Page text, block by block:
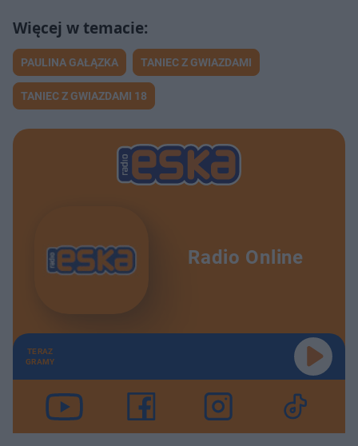
PAULINA GAŁĄZKA TANIEC Z GWIAZDAMI
TANIEC Z GWIAZDAMI 18
Radio Online
TERAZ
GRAMY